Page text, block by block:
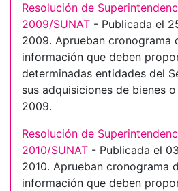
Resolución de
2009/SUNAT - Publicada el
2009. Aprueban cronograma
información que deben
determinadas entidades del
sus adquisiciones de bienes
2009.
Resolución de
2010/SUNAT - Publicada el
2010. Aprueban cronograma
información que deben